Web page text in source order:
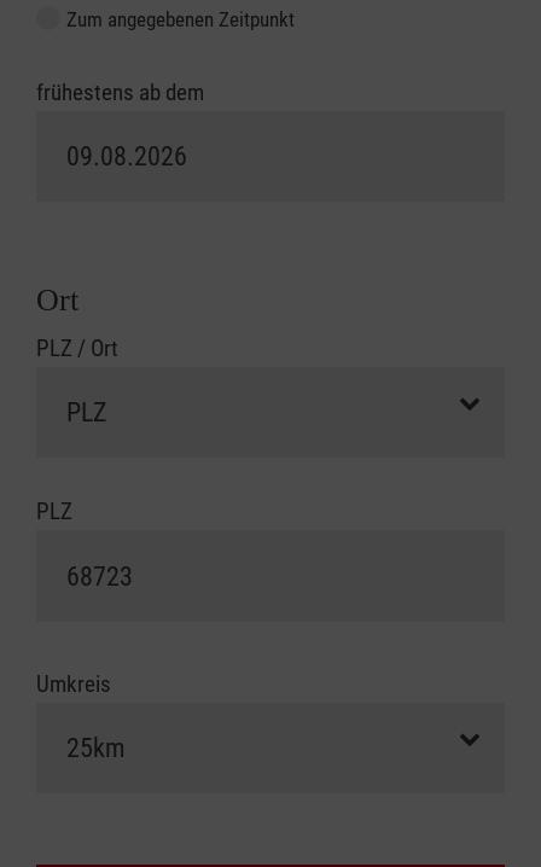
Zum angegebenen Zeitpunkt
frühestens ab dem
Ort
PLZ / Ort
PLZ
Umkreis